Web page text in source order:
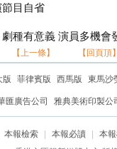
目自省
種有意義 演員多機會
【上一條】 【回頁頂
版 菲律賓版 西馬版 東馬沙
匯廣告公司 雅典美術印製公
本報檢索 本報必讀
本